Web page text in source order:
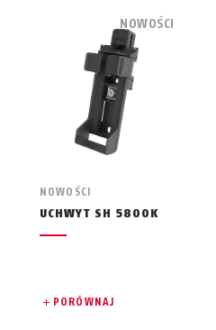
NOWOŚCI
UCHWYT SH 5800K
PORÓWNAJ
NOWOŚCI